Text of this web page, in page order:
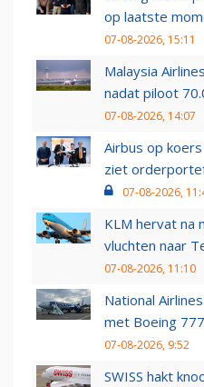
op laatste
07-08-2026, 15:11
Malaysia
nadat piloot
07-08-2026, 14:07
Airbus op
ziet
07-08-2026,
KLM hervat na
vluchten naar
07-08-2026, 11:10
National
met Boeing
07-08-2026, 9:52
SWISS hakt